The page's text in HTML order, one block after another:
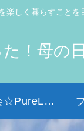
楽しく暮らすことを
！母の
line家族会☆PureLight☆